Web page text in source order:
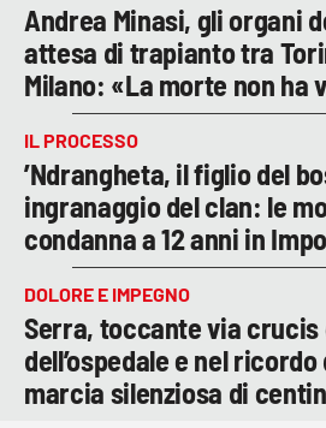
Andrea Minasi, gli organi
attesa di trapianto tra
Milano: «La morte non ha
IL PROCESSO
’Ndrangheta, il figlio del
ingranaggio del clan: le
condanna a 12 anni in
DOLORE E IMPEGNO
Serra, toccante via
dell’ospedale e nel
marcia silenziosa di